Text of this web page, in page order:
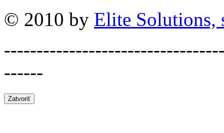
© 2010 by Elite Solutions,
------